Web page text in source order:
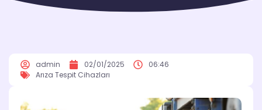
admin 02/01/2025
06:46
Arıza Tespit Cihazları